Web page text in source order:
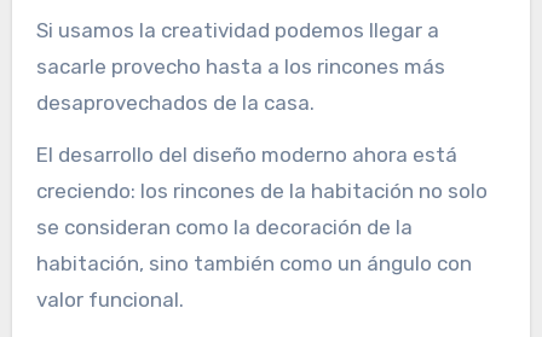
Si usamos la creatividad podemos llegar a
sacarle provecho hasta a los rincones más
desaprovechados de la casa.
El desarrollo del diseño moderno ahora está
creciendo: los rincones de la habitación no solo
se consideran como la decoración de la
habitación, sino también como un ángulo con
valor funcional.